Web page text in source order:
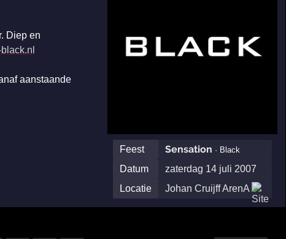
Feest Sensation · Black
Datum
zaterdag 14 juli 2007
Locatie
Johan Cruijff ArenA
Diep en
aanstaande